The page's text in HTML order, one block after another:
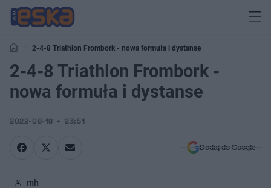
2-4-8 Triathlon Frombork - nowa formuła i dystanse
2-4-8 Triathlon Frombork -
nowa formuła i dystanse
2022-08-18 23:51
Dodaj do Google
mh